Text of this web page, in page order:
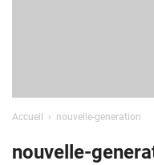
Accueil nouvelle-generation
nouvelle-